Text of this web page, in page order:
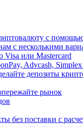
с
с несколькими
или Mastercard
Advcash,
депозиты
рынок
без поставки с